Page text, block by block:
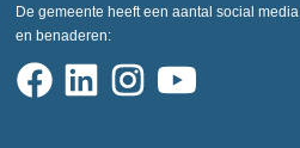
De gemeente heeft een aantal social
en benaderen: